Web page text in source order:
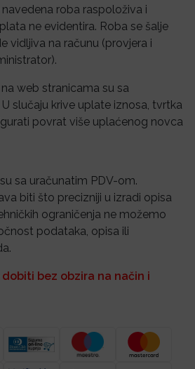
roba raspoloživa i
ne evidentira. Roba se šalje
vidljiva na računu (provjera i
web stranicama su sa
slučaju krive uplate iznosa, tvrtka
povrat više uplaćenog novca
sa uračunatim PDV-om.
biti što precizniji u izradi opisa
ograničenja ne možemo
podataka, opisa ili
bez obzira na način i